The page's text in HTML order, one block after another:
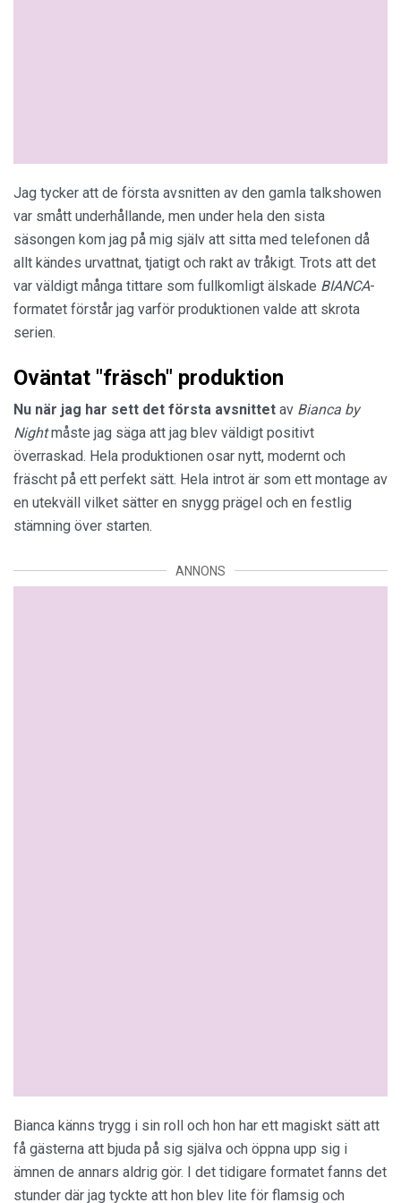
Jag tycker att de första avsnitten av den gamla talkshowen
var smått underhållande, men under hela den sista
säsongen kom jag på mig själv att sitta med telefonen då
allt kändes urvattnat, tjatigt och rakt av tråkigt. Trots att det
var väldigt många tittare som fullkomligt älskade BIANCA-
formatet förstår jag varför produktionen valde att skrota
serien.
Oväntat "fräsch" produktion
Nu när jag har sett det första avsnittet av Bianca by
Nightmåste jag säga att jag blev väldigt positivt
överraskad. Hela produktionen osar nytt, modernt och
fräscht på ett perfekt sätt. Hela introt är som ett montage av
en utekväll vilket sätter en snygg prägel och en festlig
stämning över starten.
ANNONS
Bianca känns trygg i sin roll och hon har ett magiskt sätt att
få gästerna att bjuda på sig själva och öppna upp sig i
ämnen de annars aldrig gör. I det tidigare formatet fanns det
stunder där jag tyckte att hon blev lite för flamsig och